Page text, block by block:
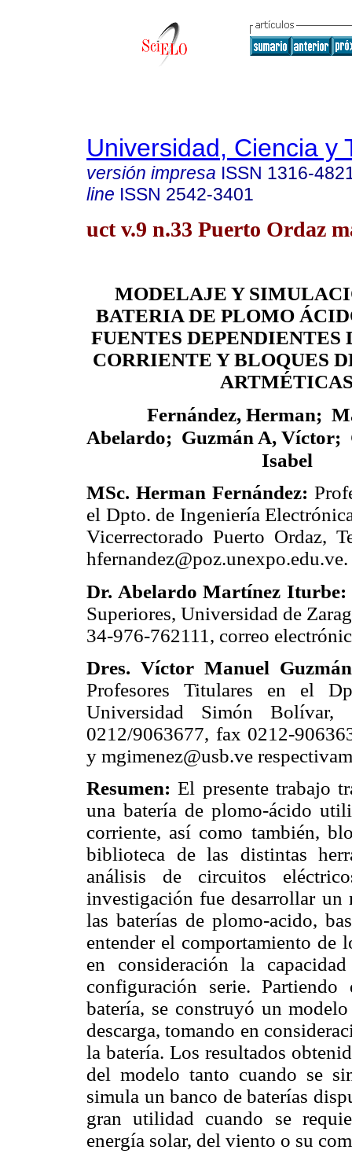
Universidad, Ciencia y
versión impresa ISSN 1316-
line ISSN 2542-3401
uct v.9 n.33 Puerto Ordaz
MODELAJE Y
BATERIA DE PLOMO
FUENTES DEPENDIENTES
CORRIENTE Y BLOQUES
Fernández, Herman;
Abelardo; Guzmán A, Víctor;
Isabel
MSc. Herman Fernández:
el Dpto. de Ingeniería
Vicerrectorado Puerto Ordaz,
hfernandez@poz.unexpo.edu.ve.
Dr. Abelardo Martínez Iturbe:
Superiores, Universidad de
34-976-762111, correo
Dres. Víctor Manuel
Profesores Titulares en el
Universidad Simón Bolívar,
0212/9063677, fax 0212-
y mgimenez@usb.ve
Resumen: El presente trabajo
una batería de plomo-ácido
corriente, así como también,
biblioteca de las distintas
análisis de circuitos
investigación fue desarrollar un
las baterías de plomo-acido,
entender el comportamiento de
en consideración la
configuración serie.
batería, se construyó un
descarga, tomando en
la batería. Los resultados
del modelo tanto cuando se
simula un banco de baterías
gran utilidad cuando se
energía solar, del viento o su